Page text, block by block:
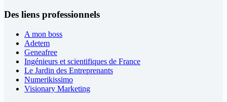
Des liens professionnels
A mon boss
Adetem
Geneafree
Ingénieurs et scientifiques de France
Le Jardin des Entreprenants
Numerikissimo
Visionary Marketing